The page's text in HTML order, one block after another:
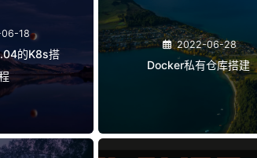
许可协议。转载请注明来源
助